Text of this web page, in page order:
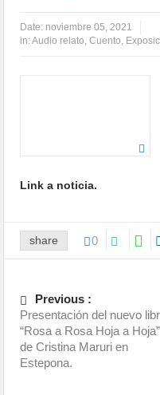
Date: noviembre 05, 2021
in:Audio relato,Cuento,
Link a noticia.
share 0
Previous :
Presentación del nuevo
“Rosa a Rosa Hoja a Hoja”
de Cristina Maruri en
Estepona.